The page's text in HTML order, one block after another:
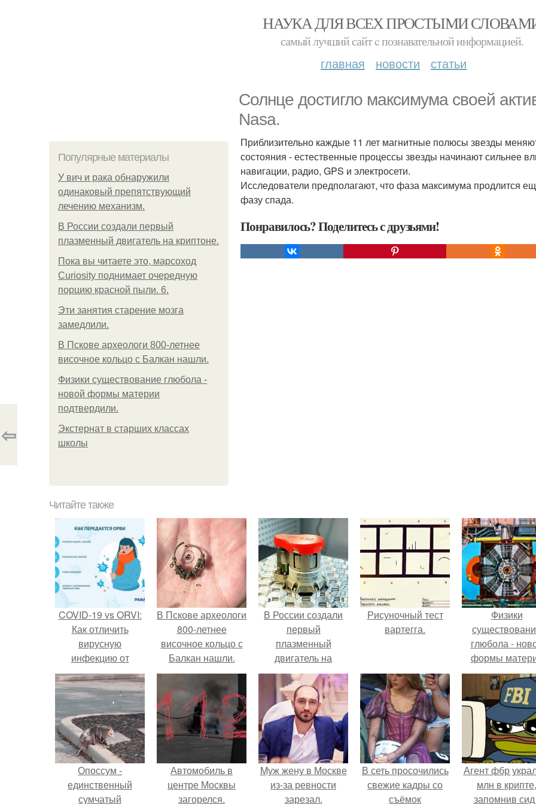
НАУКА ДЛЯ ВСЕХ ПРОСТЫМИ
самый лучший сайт c познавательной информацией.
главная новости статьи
Солнце достигло максимума своей
Nasa.
Популярные материалы
У вич и рака обнаружили
одинаковый препятствующий
лечению механизм.
В России создали первый
плазменный двигатель на криптоне.
Пока вы читаете это, марсоход
Curiosity поднимает очередную
порцию красной пыли. 6.
Эти занятия старение мозга
замедлили.
В Пскове археологи 800-летнее
височное кольцо с Балкан нашли.
Физики существование глюбола -
новой формы материи
подтвердили.
Экстернат в старших классах
школы
Приблизительно каждые 11 лет магнитные полюсы звезды
состояния - естественные процессы звезды начинают сильнее
навигации, радио, GPS и электросети.
Исследователи предполагают, что фаза максимума продлится
фазу спада.
Понравилось? Поделитесь с друзьями!
⇦
Читайте также
COVID-19 vs ORVI:
Как отличить
вирусную
инфекцию от
коронавируса
В Пскове археологи
800-летнее
височное кольцо с
Балкан нашли.
В России создали
первый
плазменный
двигатель на
криптоне.
Рисуночный тест
вартегга.
Физики
глюбола -
формы
Опоссум -
единственный
сумчатый
Автомобиль в
центре Москвы
загорелся.
Mуж жену в Москве
из-за ревности
зарезал.
В сеть просочились
свежие кадры со
съёмок
Агент фбр
млн в крипте,
запомнив